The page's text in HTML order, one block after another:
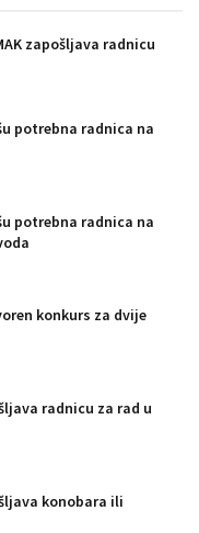
zapošljava radnicu
potrebna radnica na
potrebna radnica na
konkurs za dvije
radnicu za rad u
konobara ili